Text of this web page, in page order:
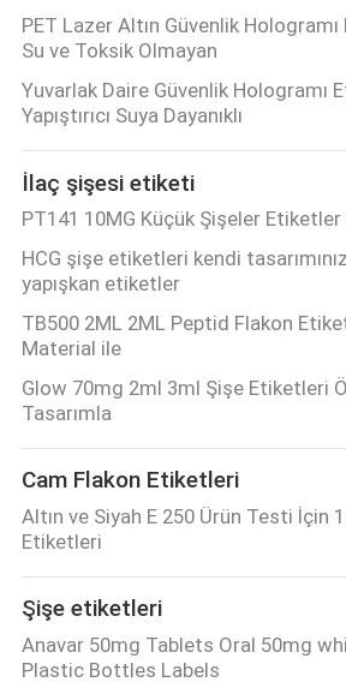
PET Lazer Altın Güvenlik
Su ve Toksik Olmayan
Yuvarlak Daire Güvenlik Hologramı
Yapıştırıcı Suya Dayanıklı
İlaç şişesi etiketi
PT141 10MG Küçük Şişeler Etiketler
HCG şişe etiketleri kendi
yapışkan etiketler
TB500 2ML 2ML Peptid Flakon
Material ile
Glow 70mg 2ml 3ml Şişe Etiketleri
Tasarımla
Cam Flakon Etiketleri
Altın ve Siyah E 250 Ürün Testi İçin
Etiketleri
Şişe etiketleri
Anavar 50mg Tablets Oral 50mg
Plastic Bottles Labels